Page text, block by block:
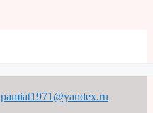
pamiat1971@yandex.ru